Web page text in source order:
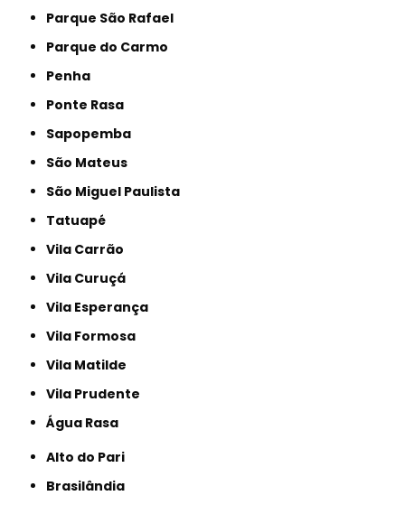
Parque São Rafael
Parque do Carmo
Penha
Ponte Rasa
Sapopemba
São Mateus
São Miguel Paulista
Tatuapé
Vila Carrão
Vila Curuçá
Vila Esperança
Vila Formosa
Vila Matilde
Vila Prudente
Água Rasa
Alto do Pari
Brasilândia